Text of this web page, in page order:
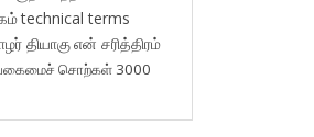
technical terms
தியாகுஎன் சரித்திரம்
சொற்கள் 3000